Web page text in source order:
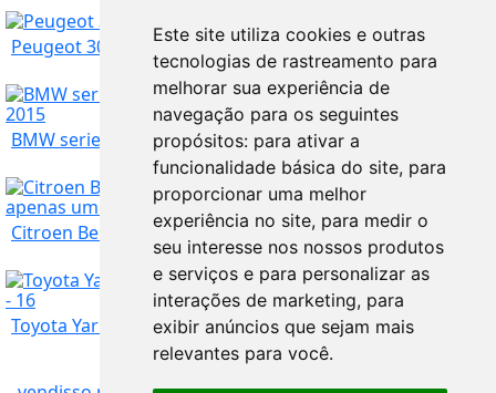
Este site utiliza cookies e outras
tecnologias de rastreamento para
melhorar sua experiência de
navegação para os seguintes
propósitos: para ativar a
funcionalidade básica do site, para
proporcionar uma melhor
experiência no site, para medir o
seu interesse nos nossos produtos
e serviços e para personalizar as
interações de marketing, para
exibir anúncios que sejam mais
relevantes para você.
Porto
Peugeot 308 1.2 Sw PureTech 130cv - 16
Porto
BMW serie 3 2.0 D Touring Luxury Nacional 143 c...
Porto
Citroen Berlingo 1.6 Hdi 3Lug 90 cv Nacional co...
Toyota Yaris 1.4 D-4D Comfort+P.Style 90 cv cx/...